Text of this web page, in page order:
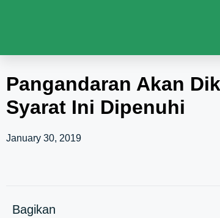
Pangandaran Akan
Syarat Ini Dipenuhi
January 30, 2019
Bagikan